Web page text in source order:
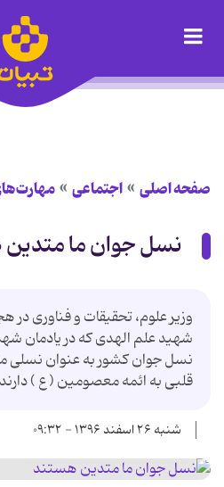
صفحه اصلی اجتماعی
نسل جوان ما
وزیر علوم، تحقیقات و فناوری
شهید علم الهدی که در یادمان
نسل جوان کشور به عنوان نسلی
قلبی به ائمه معصومین ( ع )
شنبه ۲۶ اسفند ۱۳۹۶ - ۰۹:۳۲